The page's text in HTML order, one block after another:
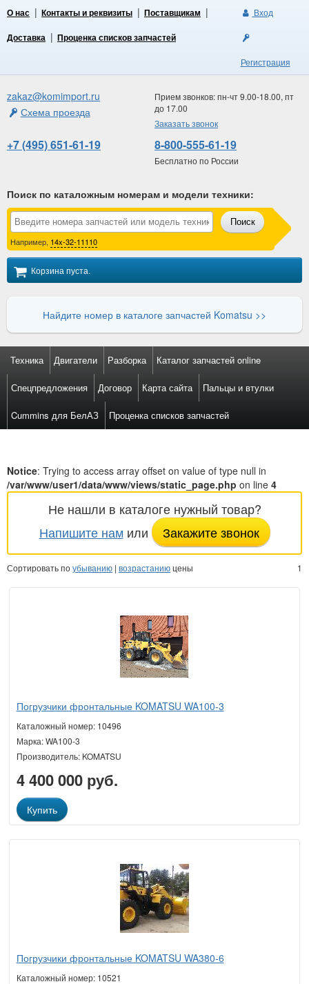
О нас Контакты и реквизиты
Поставщикам
Доставка
Проценка списков запчастей
Вход
Регистрация
zakaz@komimport.ru
Схема проезда
Прием звонков: пн-чт 9.00-18.00, пт
до 17.00
Заказать звонок
+7 (495) 651-61-19 8-800-555-61-19
Бесплатно по России
Поиск по каталожным номерам и модели техники:
Поиск
Например, 14x-32-11110
Корзина пуста.
Найдите номер в каталоге запчастей Komatsu >>
Техника Двигатели Разборка Каталог запчастей online
Спецпредложения Договор Карта сайта Пальцы и втулки
Cummins для БелАЗ Проценка списков запчастей
Notice: Trying to access array offset on value of type null in
/var/www/user1/data/www/views/static_page.php on line 4
Не нашли в каталоге нужный товар?
Напишите намили Закажите звонок
Сортировать поубыванию | возрастаниюцены 1
Погрузчики фронтальные KOMATSU WA100-3
Каталожный номер: 10496
Марка: WA100-3
Производитель: KOMATSU
4 400 000 руб.
Купить
Погрузчики фронтальные KOMATSU WA380-6
Каталожный номер: 10521